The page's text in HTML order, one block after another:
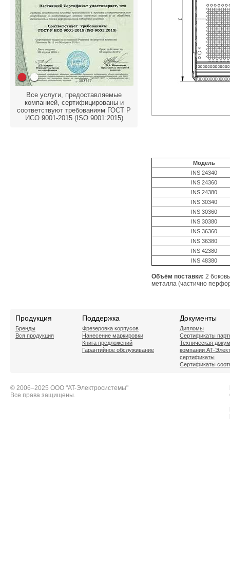
Все услуги, предоставляемые
компанией, сертифицированы и
соответствуют требованиям ГОСТ Р
ИСО 9001-2015 (ISO 9001:2015)
Модель
INS 24340
INS 24360
INS 24380
INS 30340
INS 30360
INS 30380
INS 36360
INS 36380
INS 42380
INS 48380
Объём поставки: 2
металла (частично
Продукция
Бренды
Вся продукция
Поддержка
Фрезеровка корпусов
Нанесение маркировки
Книга предложений
Гарантийное обслуживание
Документы
Дипломы
Сертификаты
Техническая
компании АТ-
сертификаты
Сертификаты
© 2006–2025 ООО "AT-Электросистемы"
Все права защищены.